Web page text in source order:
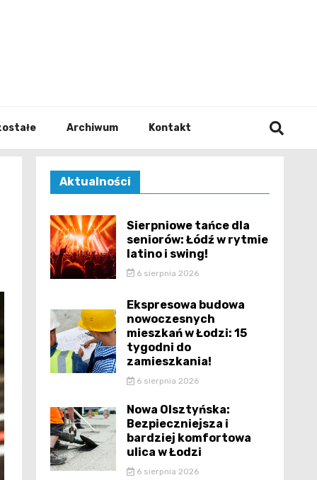
Archiwum Kontakt
Aktualności
Sierpniowe tańce dla
seniorów: Łódź w rytmie
latino i swing!
6 sierpnia 2026
Ekspresowa budowa
nowoczesnych
mieszkań w Łodzi: 15
tygodni do
zamieszkania!
6 sierpnia 2026
Nowa Olsztyńska:
Bezpieczniejsza i
bardziej komfortowa
ulica w Łodzi
6 sierpnia 2026